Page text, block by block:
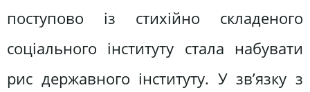
поступово із стихійно складеного
соціального інституту стала набувати
рис державного інституту. У зв’язку з